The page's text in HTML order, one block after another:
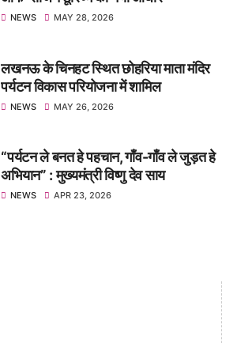
NEWS MAY 28, 2026
लखनऊ के चिनहट स्थित छोहरिया माता मंदिर
पर्यटन विकास परियोजना में शामिल
NEWS MAY 26, 2026
“पर्यटन ले बनत हे पहचान, गाँव-गाँव ले जुड़त हे
अभियान” : मुख्यमंत्री विष्णु देव साय
NEWS APR 23, 2026